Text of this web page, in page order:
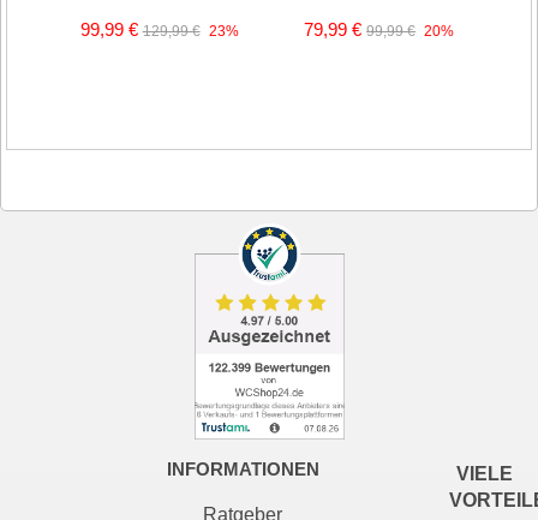
99,99 €129,99 € 23% 79,99 €99,99 € 20%
VIELE
INFORMATIONEN
Ratgeber